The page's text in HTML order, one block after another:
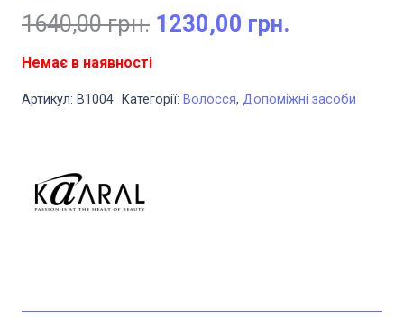
1640,00грн. Оригінальна
1230,00 грн.
Немає в наявності
Артикул: B1004 Категорії: Волосся, Допоміжні засоби